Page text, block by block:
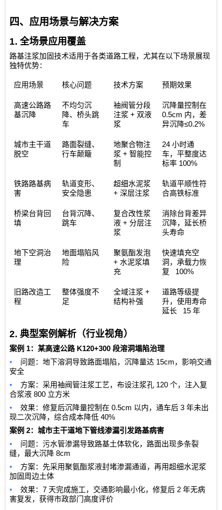
四、应用场景与解决方案
1.全场景应用覆盖
路基注浆加固技术适用于各类道路工程，尤其在以下场景展现
独特优势：
应用场景 核心问题 技术方案 预期效果
高速公路路
基沉降
不均匀沉
降、桥头跳
车
袖阀管分段
注浆 + 双液
浆
沉降量控制在
0.5cm 内，差
异沉降≤0.2%
城市主干道
脱空
路面裂缝、
行车颠簸
地聚合物注
浆 + 智能控
制
24 小时通
车，平整度达
标率100%
铁路路基病
害
轨道变形、
安全隐患
超细水泥浆
+ 深层注浆
轨道平顺性符
合高铁标准
桥梁台背回
填
台背沉降、
跳车
复合改性浆
液+ 分层注
浆
消除台背差异
沉降，延长桥
头寿命
地下空洞治
理
地面塌陷风
险
聚氨酯发泡
+ 水泥浆填
充
快速填充空
洞，承载力恢
复
100%
旧路改造工
程
整体强度不
足
全域注浆 +
结构补强
道路等级提
升，使用寿命
延长15 年
2.典型案例解析（行业视角）
案例 1：某高速公路K120+300段溶洞塌陷治理
• 问题：地下溶洞导致路面塌陷，沉降量达 15cm，影响交通
安全
• 方案：采用袖阀管注浆工艺，布设注浆孔 120个，注入复
合浆液 800 立方米
• 效果：修复后沉降量控制在 0.5cm 以内，通车后 3年未出
现二次沉降，综合成本降低 40%
案例 2：城市主干道地下管线渗漏引发路基病害
•
问题：污水管渗漏导致路基土体软化，路面出现多条裂
缝，最大沉降 8cm
•
方案：先采用聚氨酯浆液封堵渗漏通道，再用超细水泥浆
加固周边土体
• 效果：7 天完成施工，交通影响最小化，修复后 2年无病
害复发，获得市政部门高度评价